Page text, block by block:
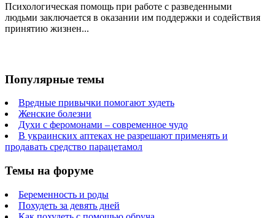
Психологическая помощь при работе с разведенными
людьми заключается в оказании им поддержки и содействия
принятию жизнен...
Популярные темы
Вредные привычки помогают худеть
Женские болезни
Духи с феромонами – современное чудо
В украинских аптеках не разрешают применять и
продавать средство парацетамол
Темы на форуме
Беременность и роды
Похудеть за девять дней